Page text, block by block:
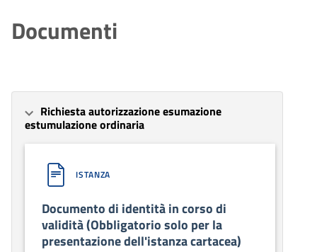
Documenti
Richiesta autorizzazione esumazione
estumulazione ordinaria
ISTANZA
Documento di identità in corso di
validità (Obbligatorio solo per la
presentazione dell'istanza cartacea)